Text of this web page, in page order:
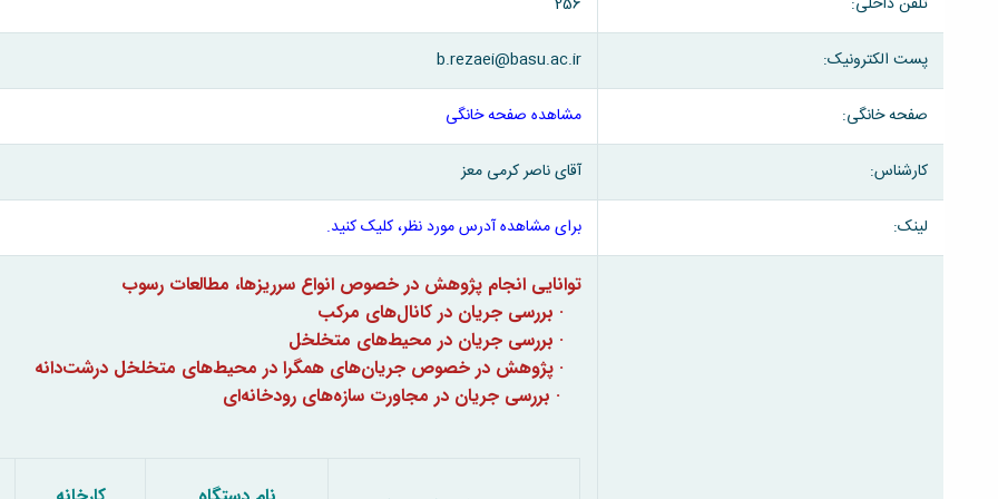
پست الکترونیک: b.rezaei@basu.ac.ir
صفحه خانگی: مشاهده صفحه خانگی
کارشناس: آقای ناصر کرمی معز
لینک: برای مشاهده آدرس مورد نظر، کلیک کنید.
توانایی انجام پژوهش در خصوص انواع سرریزها، مطالعات رسوب
· بررسی جریان در کانال‌های مرکب
· بررسی جریان در محیط‌های متخلخل
· پژوهش در خصوص جریان‌های همگرا در محیط‌های متخلخل درشت‌دانه
· بررسی جریان در مجاورت سازه‌های رودخانه‌ای